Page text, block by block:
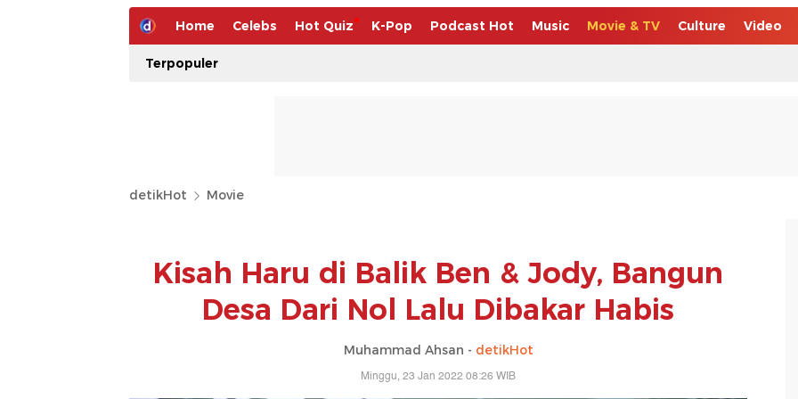
Home Celebs Hot Quiz K-Pop Podcast Hot Music Movie & TV Culture Video
Terpopuler
detikHot Movie
Kisah Haru di Balik Ben & Jody, Bangun
Desa Dari Nol Lalu Dibakar Habis
Muhammad Ahsan - detikHot
Minggu, 23 Jan 2022 08:26 WIB